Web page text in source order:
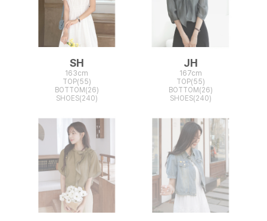
SH
163cm
TOP(55)
BOTTOM(26)
SHOES(240)
JH
167cm
TOP(55)
BOTTOM(26)
SHOES(240)